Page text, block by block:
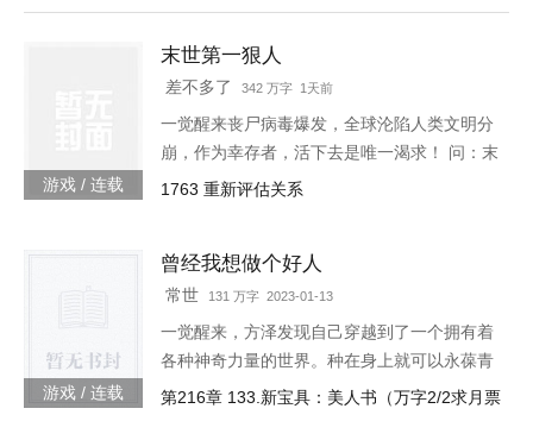
游戏 / 连载
末世第一狠人
差不多了 342 万字 1天前
一觉醒来丧尸病毒爆发，全球沦陷人类文明分
崩，作为幸存者，活下去是唯一渴求！ 问：末
世怎样才能活下去？答：首先要狠！【非重
1763 重新评估关系
游戏 / 连载
曾经我想做个好人
常世 131 万字 2023-01-13
一觉醒来，方泽发现自己穿越到了一个拥有着
各种神奇力量的世界。种在身上就可以永葆青
春的蘑菇每分一个分身就会智商下降实力提升
第216章 133.新宝具：美人书（万字2/2求月票